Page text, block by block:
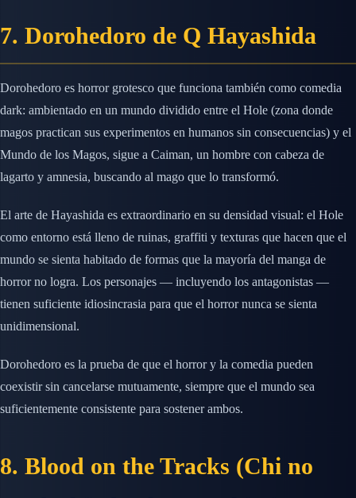
7. Dorohedoro de Q Hayashida
Dorohedoro es horror grotesco que funciona también como comedia
dark: ambientado en un mundo dividido entre el Hole (zona donde
magos practican sus experimentos en humanos sin consecuencias) y el
Mundo de los Magos, sigue a Caiman, un hombre con cabeza de
lagarto y amnesia, buscando al mago que lo transformó.
El arte de Hayashida es extraordinario en su densidad visual: el Hole
como entorno está lleno de ruinas, graffiti y texturas que hacen que el
mundo se sienta habitado de formas que la mayoría del manga de
horror no logra. Los personajes — incluyendo los antagonistas —
tienen suficiente idiosincrasia para que el horror nunca se sienta
unidimensional.
Dorohedoro es la prueba de que el horror y la comedia pueden
coexistir sin cancelarse mutuamente, siempre que el mundo sea
suficientemente consistente para sostener ambos.
8. Blood on the Tracks (Chi no